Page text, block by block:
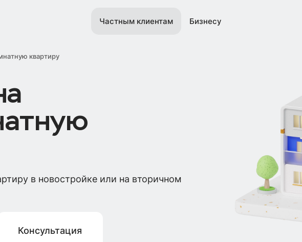
Частным клиентам Бизнесу
Консультация
в новостройке или на вторичном
квартиру